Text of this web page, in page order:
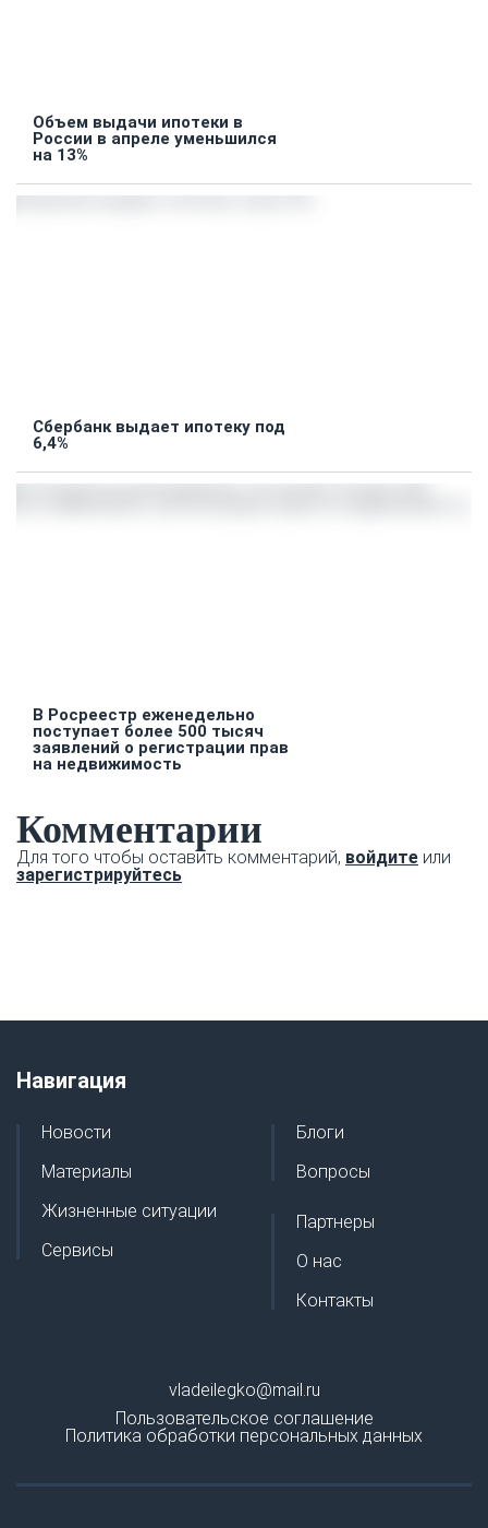
Объем выдачи ипотеки в
России в апреле уменьшился
на 13%
Сбербанк выдает ипотеку под
6,4%
В Росреестр еженедельно
поступает более 500 тысяч
заявлений о регистрации прав
на недвижимость
Комментарии
Для того чтобы оставить комментарий, войдите или
зарегистрируйтесь
Навигация
Новости
Материалы
Жизненные ситуации
Сервисы
Блоги
Вопросы
Партнеры
О нас
Контакты
vladeilegko@mail.ru
Пользовательское соглашение
Политика обработки персональных данных